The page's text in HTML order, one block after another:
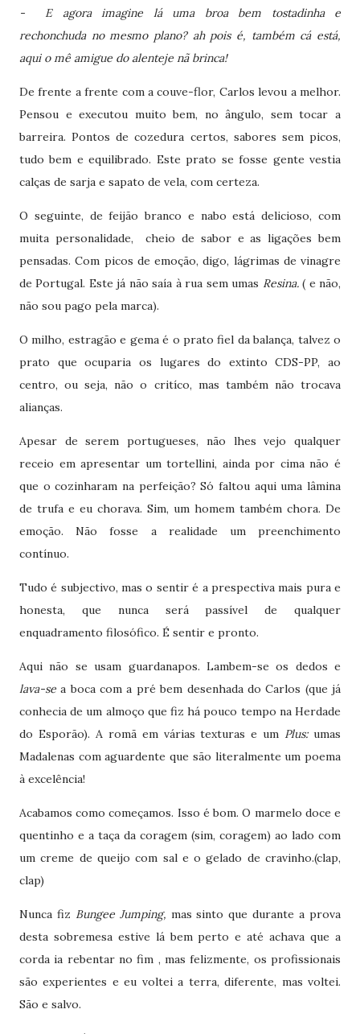
- E agora imagine lá uma broa bem tostadinha e
rechonchuda no mesmo plano? ah pois é, também cá está,
aqui o mê amigue do alenteje nã brinca!
De frente a frente com a couve-flor, Carlos levou a melhor.
Pensou e executou muito bem, no ângulo, sem tocar a
barreira. Pontos de cozedura certos, sabores sem picos,
tudo bem e equilibrado. Este prato se fosse gente vestia
calças de sarja e sapato de vela, com certeza.
O seguinte, de feijão branco e nabo está delicioso, com
muita personalidade, cheio de sabor e as ligações bem
pensadas. Com picos de emoção, digo, lágrimas de vinagre
de Portugal. Este já não saía à rua sem umas Resina.( e não,
não sou pago pela marca).
O milho, estragão e gema é o prato fiel da balança, talvez o
prato que ocuparia os lugares do extinto CDS-PP, ao
centro, ou seja, não o critíco, mas também não trocava
alianças.
Apesar de serem portugueses, não lhes vejo qualquer
receio em apresentar um tortellini, ainda por cima não é
que o cozinharam na perfeição? Só faltou aqui uma lâmina
de trufa e eu chorava. Sim, um homem também chora. De
emoção. Não fosse a realidade um preenchimento
contínuo.
Tudo é subjectivo, mas o sentir é a prespectiva mais pura e
honesta, que nunca será passível de qualquer
enquadramento filosófico. É sentir e pronto.
Aqui não se usam guardanapos. Lambem-se os dedos e
lava-se a boca com a pré bem desenhada do Carlos (que já
conhecia de um almoço que fiz há pouco tempo na Herdade
do Esporão). A romã em várias texturas e um Plus:umas
Madalenas com aguardente que são literalmente um poema
à excelência!
Acabamos como começamos. Isso é bom. O marmelo doce e
quentinho e a taça da coragem (sim, coragem) ao lado com
um creme de queijo com sal e o gelado de cravinho.(clap,
clap)
Nunca fiz Bungee Jumping, mas sinto que durante a prova
desta sobremesa estive lá bem perto e até achava que a
corda ia rebentar no fim , mas felizmente, os profissionais
são experientes e eu voltei a terra, diferente, mas voltei.
São e salvo.